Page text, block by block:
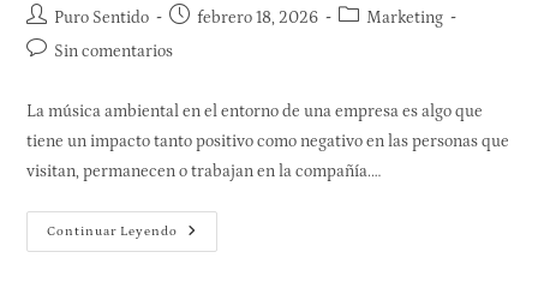
Puro Sentido febrero 18, 2026
Marketing
Sin comentarios
La música ambiental en el entorno de una empresa es algo que
tiene un impacto tanto positivo como negativo en las personas que
visitan, permanecen o trabajan en la compañía.…
Continuar Leyendo